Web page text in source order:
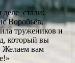
стали:
Воробьёв,
тружеников и
который вы
Желаем вам